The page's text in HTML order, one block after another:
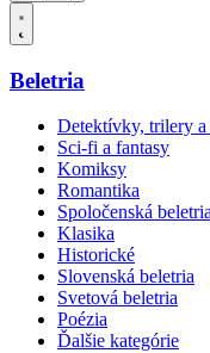
Beletria
Detektívky, trilery
Sci-fi a fantasy
Komiksy
Romantika
Spoločenská
Klasika
Historické
Slovenská beletria
Svetová beletria
Poézia
Ďalšie kategórie